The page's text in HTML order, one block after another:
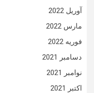
آوریل 2022
مارس 2022
فوریه 2022
دسامبر 2021
نوامبر 2021
اکتبر 2021